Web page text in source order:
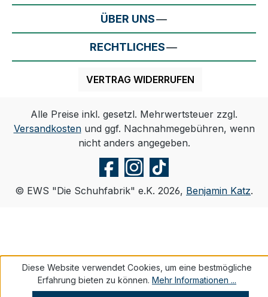
ÜBER UNS
RECHTLICHES
VERTRAG WIDERRUFEN
Alle Preise inkl. gesetzl. Mehrwertsteuer zzgl.
Versandkostenund ggf. Nachnahmegebühren, wenn
nicht anders angegeben.
© EWS "Die Schuhfabrik" e.K. 2026, Benjamin Katz.
Diese Website verwendet Cookies, um eine bestmögliche
Erfahrung bieten zu können. Mehr Informationen ...